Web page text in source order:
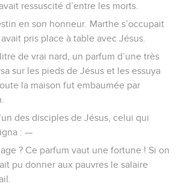
ressuscité d’entre les morts.
en son honneur. Marthe s’occupait
pris place à table avec Jésus.
de vrai nard, un parfum d’une très
sur les pieds de Jésus et les essuya
la maison fut embaumée par
des disciples de Jésus, celui qui
: —
? Ce parfum vaut une fortune ! Si on
pu donner aux pauvres le salaire